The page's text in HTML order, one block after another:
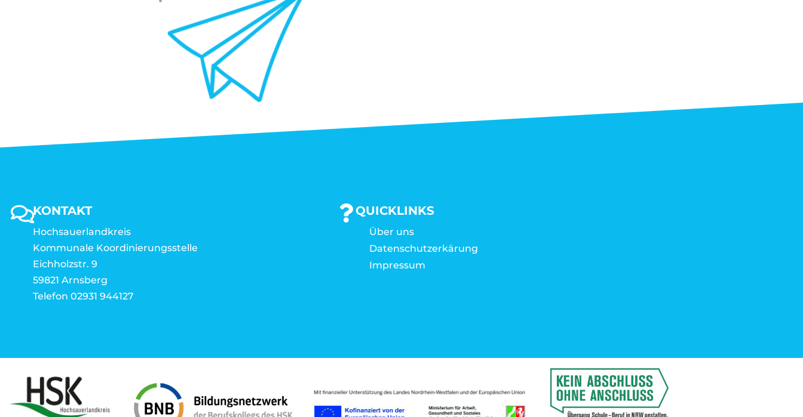
KONTAKT
Hochsauerlandkreis
Kommunale Koordinierungsstelle
Eichholzstr. 9
59821 Arnsberg
Telefon 02931 944127
QUICKLINKS
Über uns
Datenschutzerkärung
Impressum